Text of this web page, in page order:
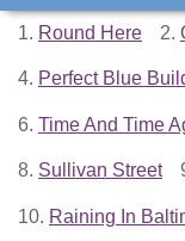
1. Round Here 2.
4. Perfect Blue
6. Time And Time
8. Sullivan Street
10. Raining In